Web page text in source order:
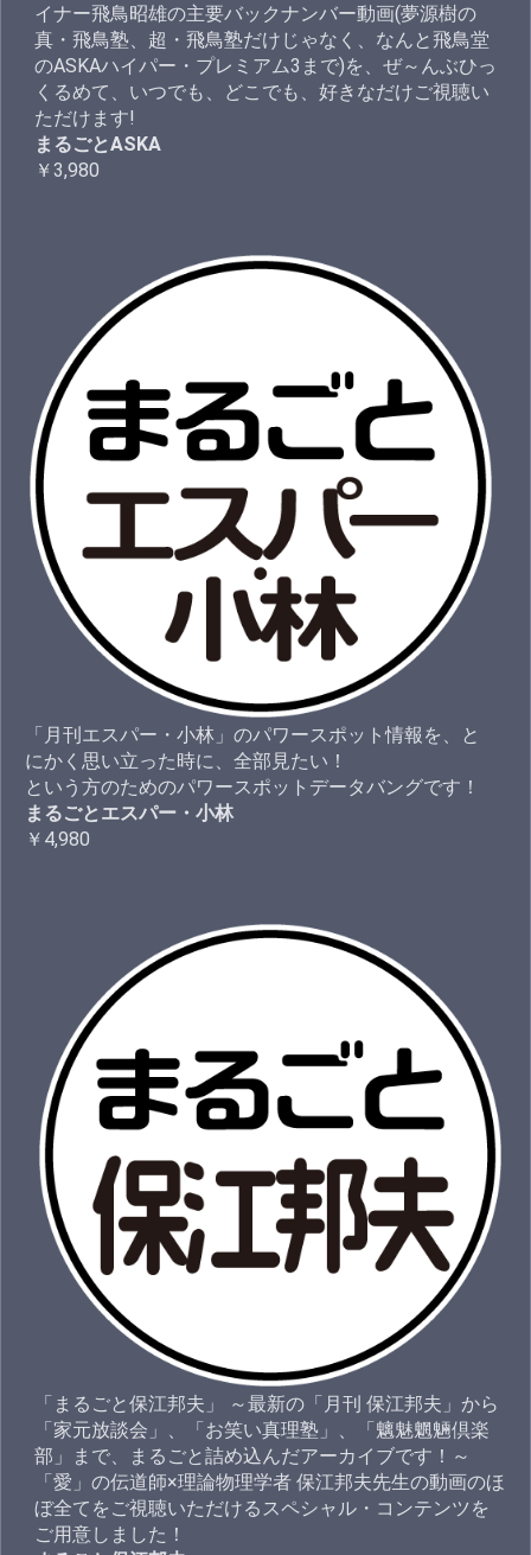
イナー飛鳥昭雄の主要バックナンバー動画(夢源樹の
真・飛鳥塾、超・飛鳥塾だけじゃなく、なんと飛鳥堂
のASKAハイパー・プレミアム3まで)を、ぜ～んぶひっ
くるめて、いつでも、どこでも、好きなだけご視聴い
ただけます!
まるごとASKA
￥3,980
「月刊エスパー・小林」のパワースポット情報を、と
にかく思い立った時に、全部見たい！
という方のためのパワースポットデータバングです！
まるごとエスパー・小林
￥4,980
「まるごと保江邦夫」 ～最新の「月刊 保江邦夫」から
「家元放談会」、「お笑い真理塾」、「魑魅魍魎倶楽
部」まで、まるごと詰め込んだアーカイブです！～
「愛」の伝道師×理論物理学者 保江邦夫先生の動画のほ
ぼ全てをご視聴いただけるスペシャル・コンテンツを
ご用意しました！